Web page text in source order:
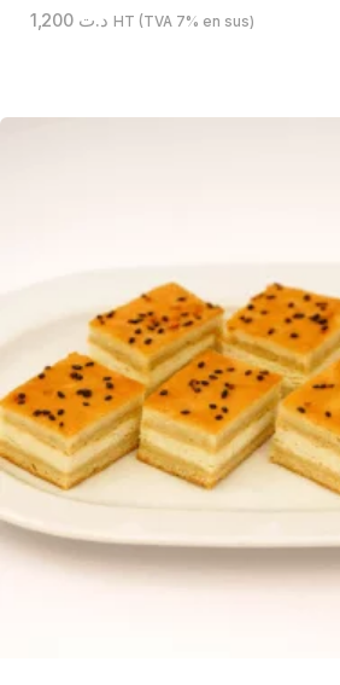
د.ت 1,200 HT (TVA 7% en sus)